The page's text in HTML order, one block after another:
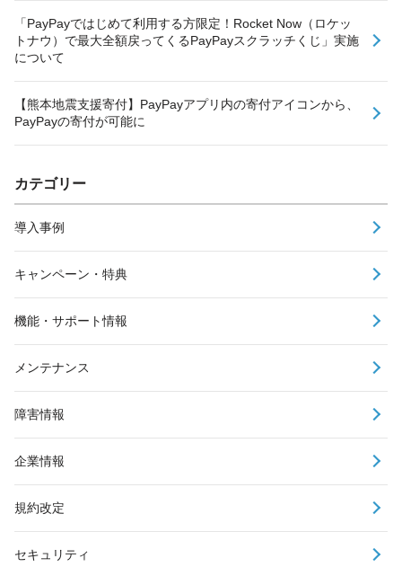
「PayPayではじめて利用する方限定！Rocket Now（ロケッ
トナウ）で最大全額戻ってくるPayPayスクラッチくじ」実施
について
【熊本地震支援寄付】PayPayアプリ内の寄付アイコンから、
PayPayの寄付が可能に
カテゴリー
導入事例
キャンペーン・特典
機能・サポート情報
メンテナンス
障害情報
企業情報
規約改定
セキュリティ